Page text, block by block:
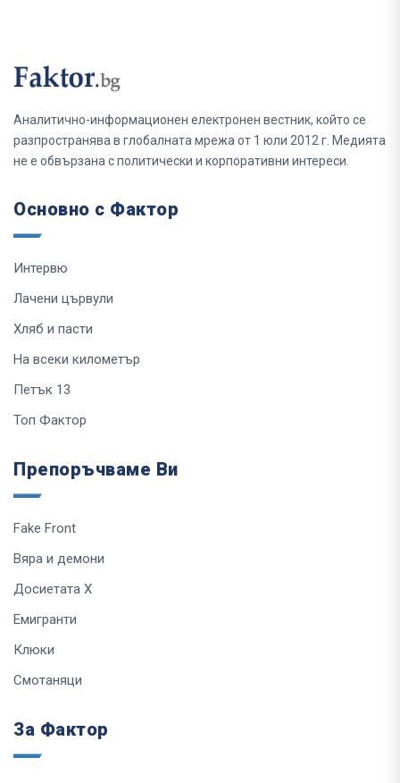
Аналитично-информационен електронен вестник, който се
разпространява в глобалната мрежа от 1 юли 2012 г. Медията
не е обвързана с политически и корпоративни интереси.
Основно с Фактор
Интервю
Лачени цървули
Хляб и пасти
На всеки километър
Петък 13
Топ Фактор
Препоръчваме Ви
Fake Front
Вяра и демони
Досиетата Х
Емигранти
Клюки
Смотаняци
За Фактор